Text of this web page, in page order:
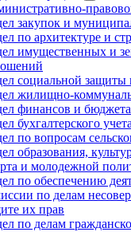
закупок и
по архитектуре и
имущественных и
социальной защиты
жилищно-
финансов и бюджета
бухгалтерского
по вопросам
образования,
и молодежной
по обеспечению
по делам
их прав
по делам